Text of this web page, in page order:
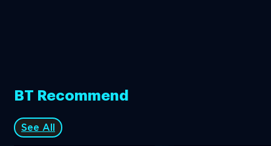
BT Recommend
See All